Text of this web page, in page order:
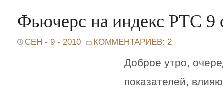
Фьючерс на индекс РТС 9
СЕН - 9 - 2010 КОММЕНТАРИЕВ: 2
Доброе утро,
показателей,